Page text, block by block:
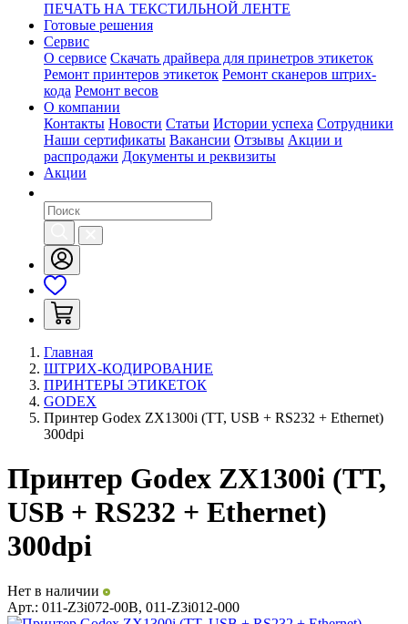
ПЕЧАТЬ НА ТЕКСТИЛЬНОЙ ЛЕНТЕ
Готовые решения
Сервис
О сервисе Скачать драйвера для принетров этикеток
Ремонт принтеров этикеток Ремонт сканеров штрих-
кода Ремонт весов
О компании
Контакты Новости Статьи Истории успеха Сотрудники
Наши сертификаты Вакансии Отзывы Акции и
распродажи Документы и реквизиты
Акции
Главная
ШТРИХ-КОДИРОВАНИЕ
ПРИНТЕРЫ ЭТИКЕТОК
GODEX
Принтер Godex ZX1300i (TT, USB + RS232 + Ethernet)
300dpi
Принтер Godex ZX1300i (TT,
USB + RS232 + Ethernet)
300dpi
Нет в наличии
Арт.: 011-Z3i072-00B, 011-Z3i012-000